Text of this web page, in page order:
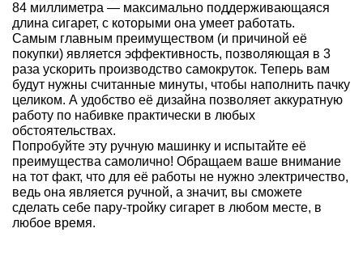
84 миллиметра — максимально поддерживающаяся
длина сигарет, с которыми она умеет работать.
Самым главным преимуществом (и причиной её
покупки) является эффективность, позволяющая в 3
раза ускорить производство самокруток. Теперь вам
будут нужны считанные минуты, чтобы наполнить пачку
целиком. А удобство её дизайна позволяет аккуратную
работу по набивке практически в любых
обстоятельствах.
Попробуйте эту ручную машинку и испытайте её
преимущества самолично! Обращаем ваше внимание
на тот факт, что для её работы не нужно электричество,
ведь она является ручной, а значит, вы сможете
сделать себе пару-тройку сигарет в любом месте, в
любое время.